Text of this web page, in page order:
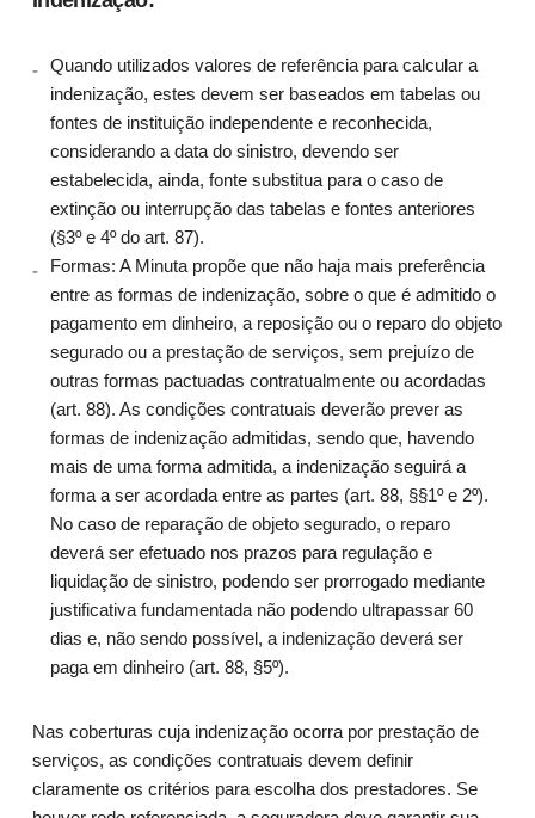
Quando utilizados valores de referência para calcular a
indenização, estes devem ser baseados em tabelas ou
fontes de instituição independente e reconhecida,
considerando a data do sinistro, devendo ser
estabelecida, ainda, fonte substitua para o caso de
extinção ou interrupção das tabelas e fontes anteriores
(§3º e 4º do art. 87).
Formas: A Minuta propõe que não haja mais preferência
entre as formas de indenização, sobre o que é admitido o
pagamento em dinheiro, a reposição ou o reparo do objeto
segurado ou a prestação de serviços, sem prejuízo de
outras formas pactuadas contratualmente ou acordadas
(art. 88). As condições contratuais deverão prever as
formas de indenização admitidas, sendo que, havendo
mais de uma forma admitida, a indenização seguirá a
forma a ser acordada entre as partes (art. 88, §§1º e 2º).
No caso de reparação de objeto segurado, o reparo
deverá ser efetuado nos prazos para regulação e
liquidação de sinistro, podendo ser prorrogado mediante
justificativa fundamentada não podendo ultrapassar 60
dias e, não sendo possível, a indenização deverá ser
paga em dinheiro (art. 88, §5º).
Nas coberturas cuja indenização ocorra por prestação de
serviços, as condições contratuais devem definir
claramente os critérios para escolha dos prestadores. Se